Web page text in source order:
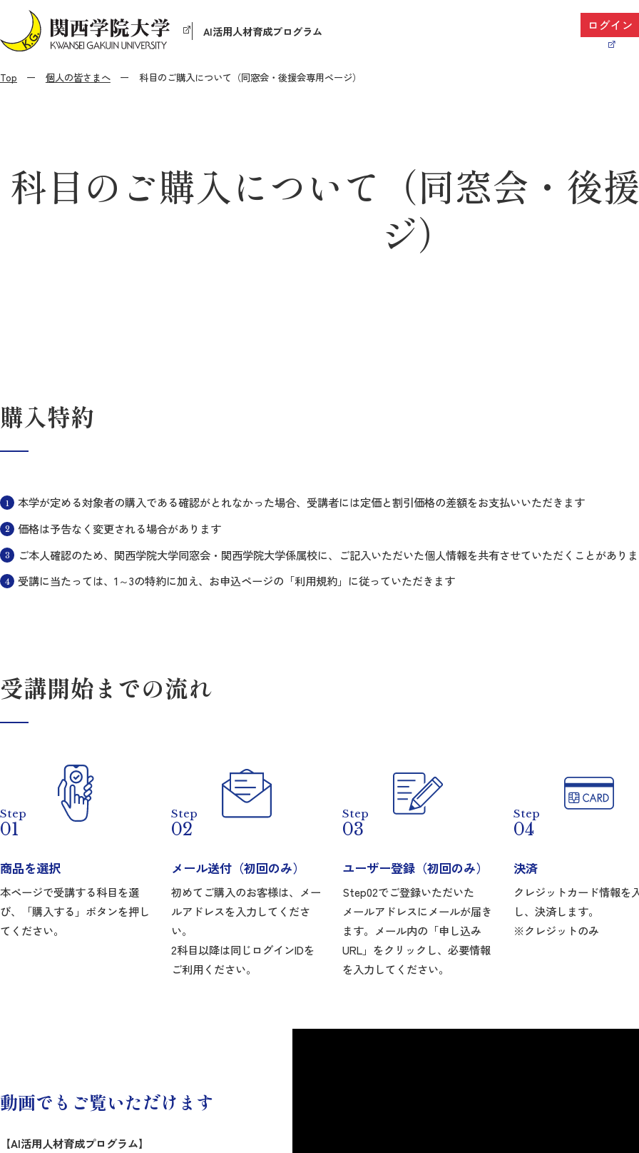
AI活用人材育成プログラム
Top 個人の皆さまへ 科目のご購入について（同窓会・後援会専用ページ）
科目のご購入について（同窓会・後
ジ）
購入特約
本学が定める対象者の購入である確認がとれなかった場合、受講者には定価と割引価格の差額をお支払いいただきます
価格は予告なく変更される場合があります
ご本人確認のため、関西学院大学同窓会・関西学院大学係属校に、ご記入いただいた個人情報を共有させていただくことがあり
受講に当たっては、1～3の特約に加え、お申込ページの「利用規約」に従っていただきます​
受講開始までの流れ
Step
01
商品を選択
本ページで受講する科目を選
び、「購入する」ボタンを押し
てください。
Step
02
メール送付（初回のみ）
初めてご購入のお客様は、メー
ルアドレスを入力してくださ
い。
2科目以降は同じログインIDを
ご利用ください。
Step
03
ユーザー登録（初回のみ）
Step02でご登録いただいた
メールアドレスにメールが届き
ます。メール内の「申し込み
URL」をクリックし、必要情報
を入力してください。
Step
04
決済
クレジットカード情報を
し、決済します。
※クレジットのみ
動画でもご覧いただけます
【AI活用人材育成プログラム】